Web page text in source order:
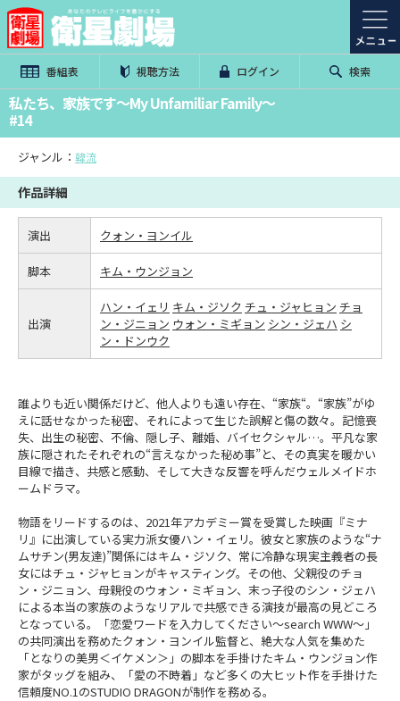
番組表 視聴方法 ログイン 検索
私たち、家族です～My Unfamiliar Family～
#14
ジャンル： 韓流
作品詳細
演出 クォン・ヨンイル
脚本 キム・ウンジョン
出演
ハン・イェリ キム・ジソク チュ・ジャヒョン チョ
ン・ジニョン ウォン・ミギョン シン・ジェハ シ
ン・ドンウク
誰よりも近い関係だけど、他人よりも遠い存在、“家族“。“家族”がゆ
えに話せなかった秘密、それによって生じた誤解と傷の数々。記憶喪
失、出生の秘密、不倫、隠し子、離婚、バイセクシャル…。平凡な家
族に隠されたそれぞれの“言えなかった秘め事”と、その真実を暖かい
目線で描き、共感と感動、そして大きな反響を呼んだウェルメイドホ
ームドラマ。
物語をリードするのは、2021年アカデミー賞を受賞した映画『ミナ
リ』に出演している実力派女優ハン・イェリ。彼女と家族のような“ナ
ムサチン(男友達)”関係にはキム・ジソク、常に冷静な現実主義者の長
女にはチュ・ジャヒョンがキャスティング。その他、父親役のチョ
ン・ジニョン、母親役のウォン・ミギョン、末っ子役のシン・ジェハ
による本当の家族のようなリアルで共感できる演技が最高の見どころ
となっている。「恋愛ワードを入力してください～search WWW～」
の共同演出を務めたクォン・ヨンイル監督と、絶大な人気を集めた
「となりの美男＜イケメン＞」の脚本を手掛けたキム・ウンジョン作
家がタッグを組み、「愛の不時着」など多くの大ヒット作を手掛けた
信頼度NO.1のSTUDIO DRAGONが制作を務める。